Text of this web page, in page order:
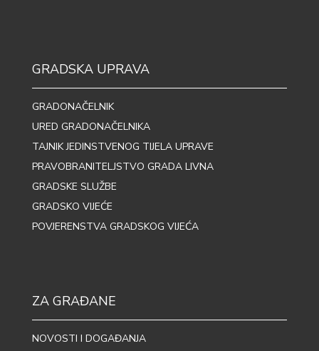
GRADSKA UPRAVA
GRADONAČELNIK
URED GRADONAČELNIKA
TAJNIK JEDINSTVENOG TIJELA UPRAVE
PRAVOBRANITELJSTVO GRADA LIVNA
GRADSKE SLUŽBE
GRADSKO VIJEĆE
POVJERENSTVA GRADSKOG VIJEĆA
ZA GRAĐANE
NOVOSTI I DOGAĐANJA